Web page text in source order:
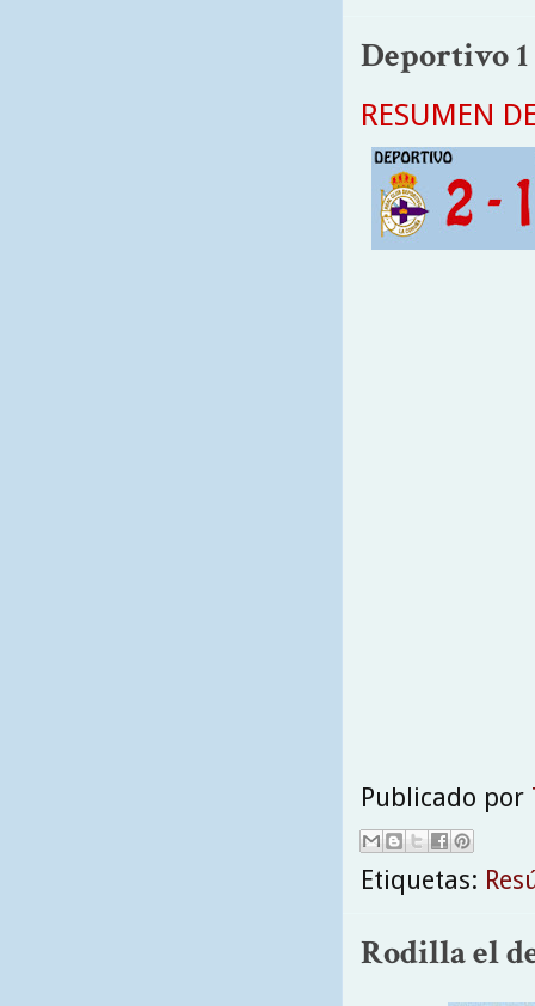
Deportivo 1
RESUMEN
Publicado por
Etiquetas:
Rodilla el